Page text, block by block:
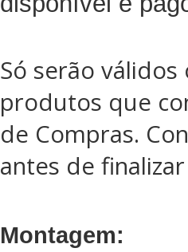
Só serão válidos
produtos que
de Compras.
antes de
Montagem: